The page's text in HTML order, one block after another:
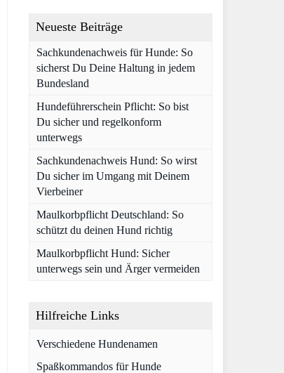
Neueste Beiträge
Sachkundenachweis für Hunde: So
sicherst Du Deine Haltung in jedem
Bundesland
Hundeführerschein Pflicht: So bist
Du sicher und regelkonform
unterwegs
Sachkundenachweis Hund: So wirst
Du sicher im Umgang mit Deinem
Vierbeiner
Maulkorbpflicht Deutschland: So
schützt du deinen Hund richtig
Maulkorbpflicht Hund: Sicher
unterwegs sein und Ärger vermeiden
Hilfreiche Links
Verschiedene Hundenamen
Spaßkommandos für Hunde